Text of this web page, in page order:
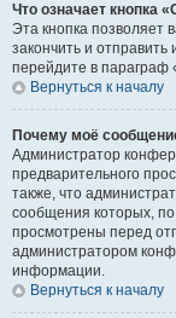
Что означает кнопка
Эта кнопка позволяет
закончить и
перейдите в параграф
Вернуться к началу
Почему моё
Администратор
предварительного
также, что
сообщения которых,
просмотрены перед
администратором
информации.
Вернуться к началу